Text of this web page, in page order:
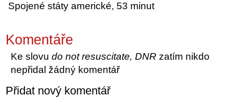
Spojené státy americké, 53 minut
Komentáře
Ke slovudo not resuscitate, DNRzatím nikdo
nepřidal žádný komentář
Přidat nový komentář